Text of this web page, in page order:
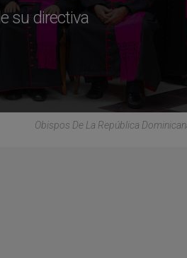
su directiva
Obispos De La República